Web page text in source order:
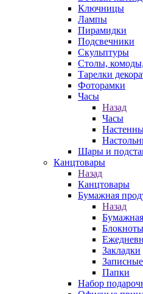
Ключницы
Лампы
Пирамидки
Подсвечники
Скульптуры
Столы,
Тарелки
Фоторамки
Часы
Назад
Часы
Шары и
Канцтовары
Назад
Канцтовары
Бумажная
Назад
Блокноты
Закладки
Папки
Набор